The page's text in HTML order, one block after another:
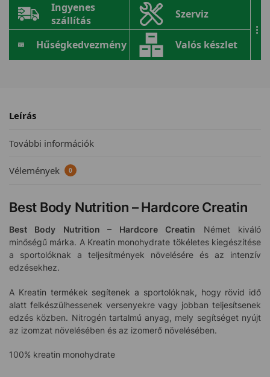
Ingyenes
szállítás
Szerviz
Hűségkedvezmény Valós készlet
...
Leírás
További információk
Vélemények 0
Best Body Nutrition – Hardcore Creatin
Best Body Nutrition – Hardcore Creatin Német kiváló
minőségű márka. A Kreatin monohydrate tökéletes kiegészítése
a sportolóknak a teljesítmények növelésére és az intenzív
edzésekhez.
A Kreatin termékek segítenek a sportolóknak, hogy rövid idő
alatt felkészülhessenek versenyekre vagy jobban teljesítsenek
edzés közben. Nitrogén tartalmú anyag, mely segítséget nyújt
az izomzat növelésében és az izomerő növelésében.
100% kreatin monohydrate